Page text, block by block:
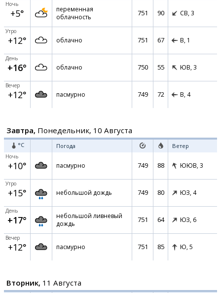
Ночь
+5°
переменная
облачность
751 90 СВ, 3
Утро
+12° облачно 751 67 В, 1
День
+16° облачно 750 55 ЮВ, 3
Вечер
+12° пасмурно 749 72 В, 4
Завтра, Понедельник, 10 Августа
°C Погода Ветер
Ночь
+10° пасмурно 749 88 ЮЮВ, 3
Утро
+15° небольшой дождь 749 80 ЮЗ, 4
День
+17°
небольшой ливневый
дождь
751 64 ЮЗ, 6
Вечер
+12° пасмурно 751 85 Ю, 5
Вторник, 11 Августа